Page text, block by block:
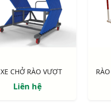
XE CHỞ RÀO VƯỢT
Liên hệ